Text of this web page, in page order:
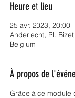
Heure et lieu
25 avr. 2023, 20:00
Anderlecht, Pl.
Belgium
À propos de
Grâce à ce module